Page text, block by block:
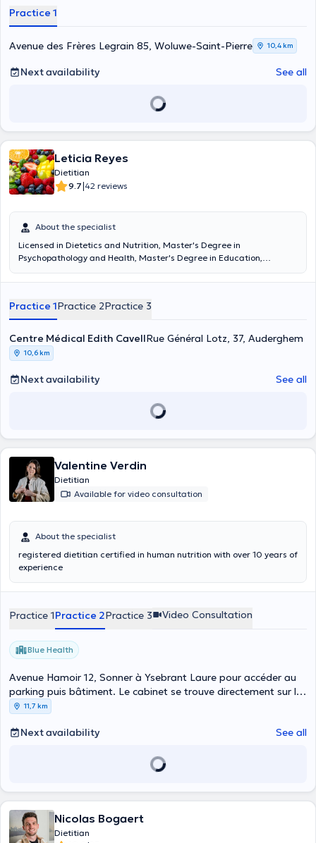
ongoing education to further strengthen my expertise in the
hormonal and metabolic aspects of women's health.
Practice 1
Avenue des Frères Legrain 85, Woluwe-Saint-Pierre 10,4 km
Next availability See all
Leticia Reyes
Dietitian
9.7|42 reviews
About the specialist
Licensed in Dietetics and Nutrition, Master's Degree in
Psychopathology and Health, Master's Degree in Education,
dietetic nutritionist intervention: evaluation of nutritional status,
body composition, immune response, laboratory parameters)
detection, prevention and treatment of chronic degenerative
diseases related to diet and nutrition (obesity, overweight,
cholesterol, diabetes, hypertension, cardiovascular diseases, some
cancers, allergies, intolerances, gastrointestinal diseases) and
follow-up of eating disorders, obesity and addictions, psychosocial
grief situations in migration and adaptation (expatriates, mobility);
alternative and supportive nutrition, interdisciplinary work.
groups of overweight patients, workshops on health education and
food during the life cycle (children, adolescents, adults, menopause,
older adults, chronic diseases; food culture and migration; stress,
food and expatriates; food dependencies; lifestyle, stress and food
in globalization; eating disorders; emotions and food; family life and
Practice 1Practice 2Practice 3
Centre Médical Edith CavellRue Général Lotz, 37, Auderghem
10,6 km
Next availability See all
Valentine Verdin
Dietitian
Available for video consultation
About the specialist
registered dietitian certified in human nutrition with over 10 years of
experience
Practice 1Practice 2Practice 3 Video Consultation
Blue Health
Avenue Hamoir 12, Sonner à Ysebrant Laure pour accéder au
parking puis bâtiment. Le cabinet se trouve directement sur la
gauche au fond du couloir à droite., Uccle
11,7 km
Next availability See all
Nicolas Bogaert
Dietitian